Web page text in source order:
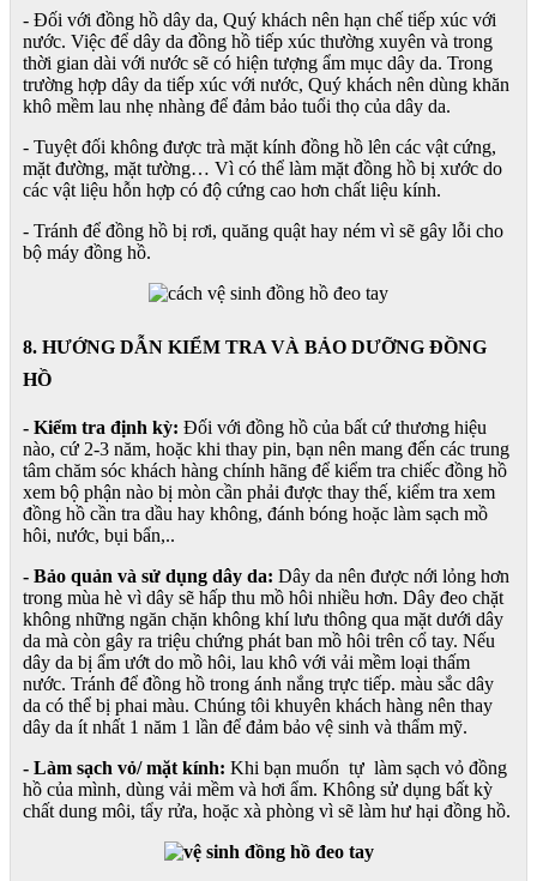
- Đối với đồng hồ dây da, Quý khách nên hạn chế tiếp xúc với
nước. Việc để dây da đồng hồ tiếp xúc thường xuyên và trong
thời gian dài với nước sẽ có hiện tượng ẩm mục dây da. Trong
trường hợp dây da tiếp xúc với nước, Quý khách nên dùng khăn
khô mềm lau nhẹ nhàng để đảm bảo tuổi thọ của dây da.
- Tuyệt đối không được trà mặt kính đồng hồ lên các vật cứng,
mặt đường, mặt tường… Vì có thể làm mặt đồng hồ bị xước do
các vật liệu hỗn hợp có độ cứng cao hơn chất liệu kính.
- Tránh để đồng hồ bị rơi, quăng quật hay ném vì sẽ gây lỗi cho
bộ máy đồng hồ.
8. HƯỚNG DẪN KIỂM TRA VÀ BẢO DƯỠNG ĐỒNG
HỒ
- Kiểm tra định kỳ: Đối với đồng hồ của bất cứ thương hiệu
nào, cứ 2-3 năm, hoặc khi thay pin, bạn nên mang đến các trung
tâm chăm sóc khách hàng chính hãng để kiểm tra chiếc đồng hồ
xem bộ phận nào bị mòn cần phải được thay thế, kiểm tra xem
đồng hồ cần tra dầu hay không, đánh bóng hoặc làm sạch mồ
hôi, nước, bụi bẩn,..
- Bảo quản và sử dụng dây da: Dây da nên được nới lỏng hơn
trong mùa hè vì dây sẽ hấp thu mồ hôi nhiều hơn. Dây đeo chặt
không những ngăn chặn không khí lưu thông qua mặt dưới dây
da mà còn gây ra triệu chứng phát ban mồ hôi trên cổ tay. Nếu
dây da bị ẩm ướt do mồ hôi, lau khô với vải mềm loại thấm
nước. Tránh để đồng hồ trong ánh nắng trực tiếp. màu sắc dây
da có thể bị phai màu. Chúng tôi khuyên khách hàng nên thay
dây da ít nhất 1 năm 1 lần để đảm bảo vệ sinh và thẩm mỹ.
- Làm sạch vỏ/ mặt kính: Khi bạn muốn tự làm sạch vỏ đồng
hồ của mình, dùng vải mềm và hơi ẩm. Không sử dụng bất kỳ
chất dung môi, tẩy rửa, hoặc xà phòng vì sẽ làm hư hại đồng hồ.